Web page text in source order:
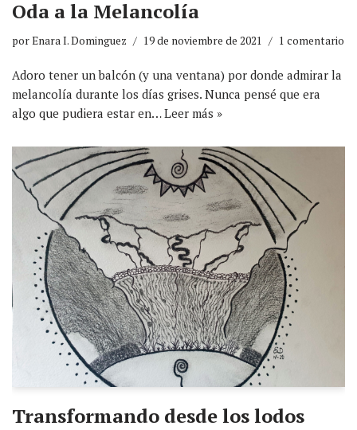
Oda a la Melancolía
porEnara I. Dominguez 19 de noviembre de 2021 1 comentario
Adoro tener un balcón (y una ventana) por donde admirar la
melancolía durante los días grises. Nunca pensé que era
algo que pudiera estar en…Leer más »
Transformando desde los lodos